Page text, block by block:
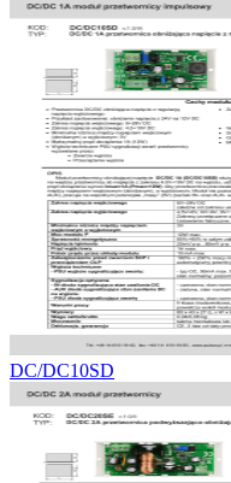
DC/DC10SD